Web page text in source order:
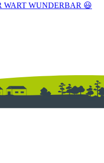
WUNDERBAR 😃